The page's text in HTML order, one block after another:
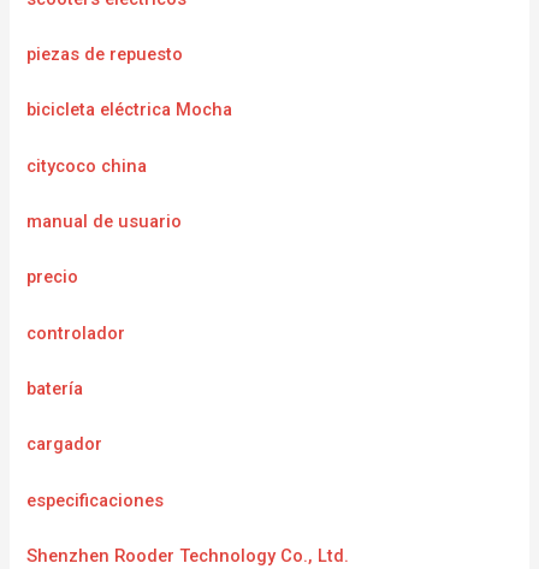
piezas de repuesto
bicicleta eléctrica Mocha
citycoco china
manual de usuario
precio
controlador
batería
cargador
especificaciones
Shenzhen Rooder Technology Co., Ltd.